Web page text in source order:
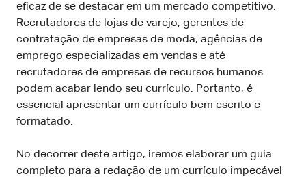
eficaz de se destacar em um mercado competitivo.
Recrutadores de lojas de varejo, gerentes de
contratação de empresas de moda, agências de
emprego especializadas em vendas e até
recrutadores de empresas de recursos humanos
podem acabar lendo seu currículo. Portanto, é
essencial apresentar um currículo bem escrito e
formatado.
No decorrer deste artigo, iremos elaborar um guia
completo para a redação de um currículo impecável